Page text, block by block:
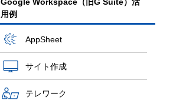
用例
AppSheet
サイト作成
テレワーク